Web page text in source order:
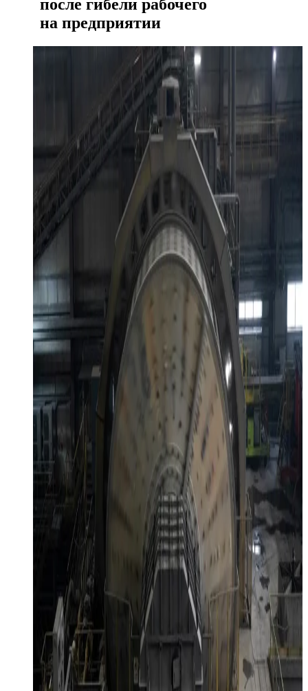
после гибели рабочего
на предприятии